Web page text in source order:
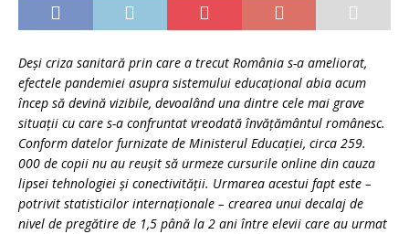
Deși criza sanitară prin care a trecut România s-a ameliorat,
efectele pandemiei asupra sistemului educațional abia acum
încep să devină vizibile, devoalând una dintre cele mai grave
situații cu care s-a confruntat vreodată învățământul românesc.
Conform datelor furnizate de Ministerul Educației, circa 259.
000 de copii nu au reușit să urmeze cursurile online din cauza
lipsei tehnologiei și conectivității. Urmarea acestui fapt este –
potrivit statisticilor internaționale – crearea unui decalaj de
nivel de pregătire de 1,5 până la 2 ani între elevii care au urmat